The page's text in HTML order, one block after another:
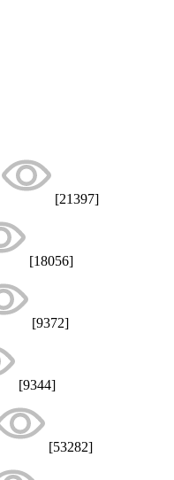
[21397]
[18056]
[9372]
[9344]
[53282]